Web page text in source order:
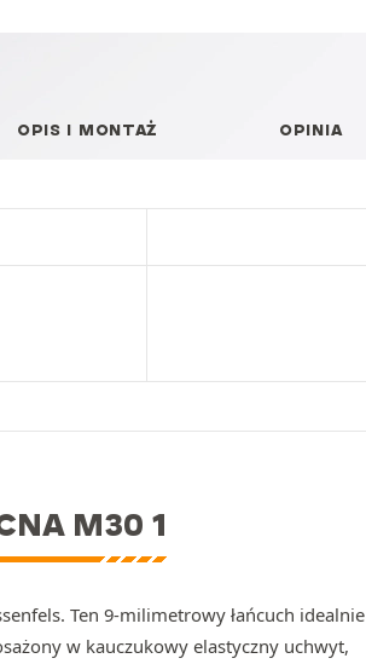
OPIS I MONTAŻ OPINIA
M30 1
Ten 9-milimetrowy łańcuch idealnie
w kauczukowy elastyczny uchwyt,